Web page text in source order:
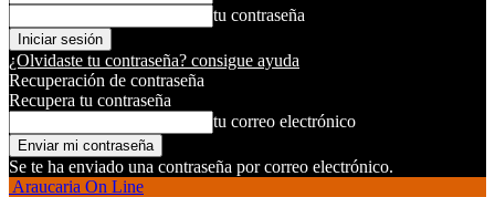
tu contraseña
¿Olvidaste tu contraseña? consigue ayuda
Recuperación de contraseña
Recupera tu contraseña
tu correo electrónico
Se te ha enviado una contraseña por correo electrónico.
Araucaria On Line